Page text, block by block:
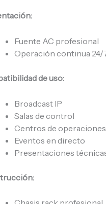
Fuente AC profesional
Operación continua 24/
de uso:
Broadcast IP
Salas de control
Centros de operaciones
Eventos en directo
Presentaciones